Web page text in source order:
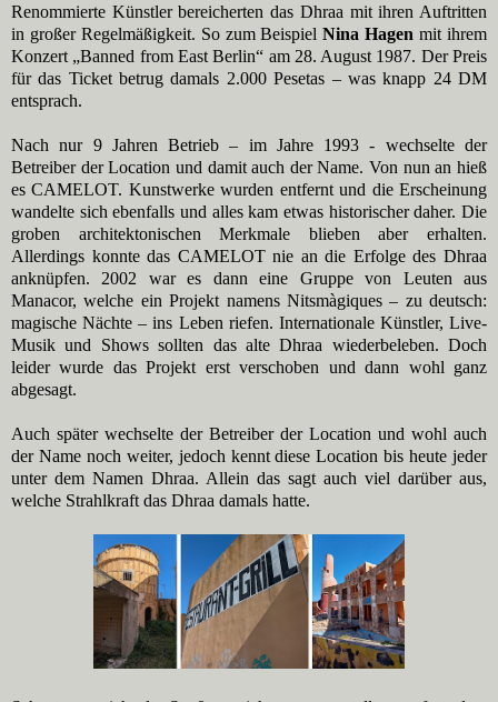
Renommierte Künstler bereicherten das Dhraa mit ihren Auftritten
in großer Regelmäßigkeit. So zum BeispielNina Hagen mit ihrem
Konzert „Banned from East Berlin“ am 28. August 1987. Der Preis
für das Ticket betrug damals 2.000 Pesetas – was knapp 24 DM
entsprach.
Nach nur 9 Jahren Betrieb – im Jahre 1993 - wechselte der
Betreiber der Location und damit auch der Name. Von nun an hieß
es CAMELOT. Kunstwerke wurden entfernt und die Erscheinung
wandelte sich ebenfalls und alles kam etwas historischer daher. Die
groben architektonischen Merkmale blieben aber erhalten.
Allerdings konnte das CAMELOT nie an die Erfolge des Dhraa
anknüpfen. 2002 war es dann eine Gruppe von Leuten aus
Manacor, welche ein Projekt namens Nitsmàgiques – zu deutsch:
magische Nächte – ins Leben riefen. Internationale Künstler, Live-
Musik und Shows sollten das alte Dhraa wiederbeleben. Doch
leider wurde das Projekt erst verschoben und dann wohl ganz
abgesagt.
Auch später wechselte der Betreiber der Location und wohl auch
der Name noch weiter, jedoch kennt diese Location bis heute jeder
unter dem Namen Dhraa. Allein das sagt auch viel darüber aus,
welche Strahlkraft das Dhraa damals hatte.